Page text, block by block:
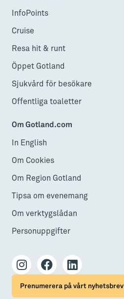
InfoPoints
Cruise
Resa hit & runt
Öppet Gotland
Sjukvård för besökare
Offentliga toaletter
Om Gotland.com
In English
Om Cookies
Om Region Gotland
Tipsa om evenemang
Om verktygslådan
Personuppgifter
Prenumerera på vårt nyhetsbrev